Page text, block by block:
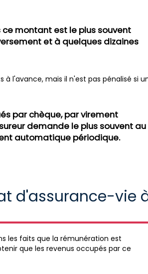
montant est le plus souvent
et à quelques dizaines
l'avance, mais il n'est pas pénalisé si
par chèque, par virement
demande le plus souvent au
automatique périodique.
d'assurance-vie
les faits que la rémunération est
que les revenus occupés par ce